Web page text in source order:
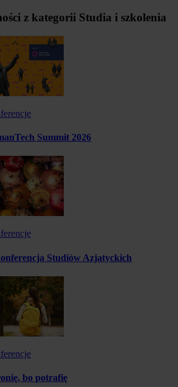
z kategorii Studia i szkolenia
Summit 2026
Studiów Azjatyckich
bo potrafię